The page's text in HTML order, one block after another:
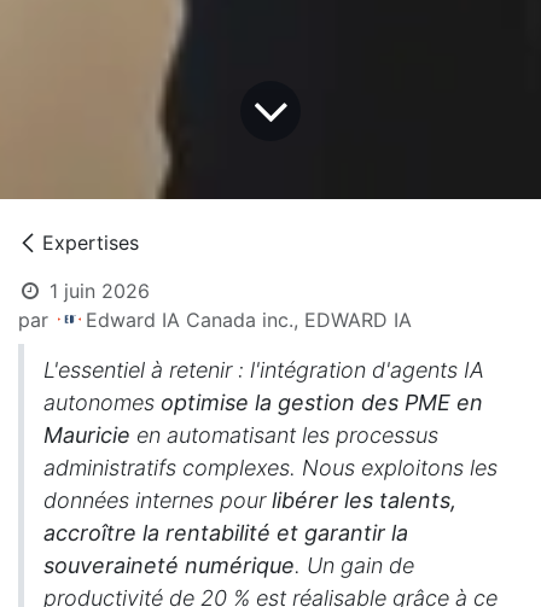
Expertises
1 juin 2026
par
Edward IA Canada inc., EDWARD IA
L'essentiel à retenir : l'intégration d'agents IA
autonomes optimise la gestion des PME en
Mauricie en automatisant les processus
administratifs complexes. Nous exploitons les
données internes pourlibérer les talents,
accroître la rentabilité et garantir la
souveraineté numérique. Un gain de
productivité de 20 % est réalisable grâce à ce